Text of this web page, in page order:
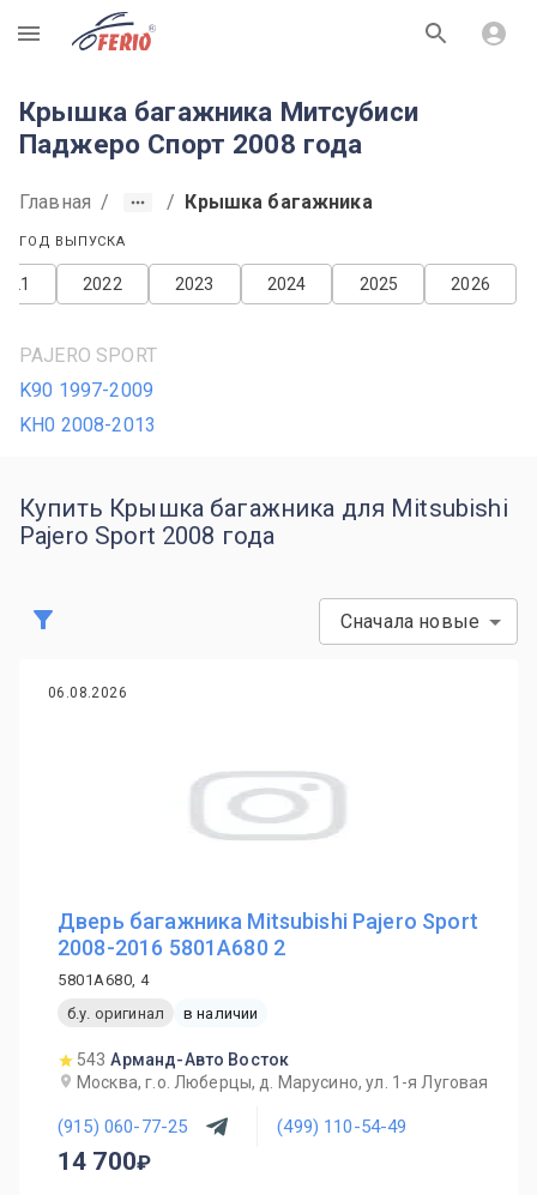
R
Крышка багажника Митсубиси
Паджеро Спорт 2008 года
Главная / / Крышка багажника
ГОД ВЫПУСКА
2026
2025
2024
2023
2022
PAJERO SPORT
K90 1997-2009
KH0 2008-2013
Купить Крышка багажника для Mitsubishi
Pajero Sport 2008 года
Сначала новые
06.08.2026
Дверь багажника Mitsubishi Pajero Sport
2008-2016 5801A680 2
5801A680, 4
б.у. оригинал
в наличии
543 Арманд-Авто Восток
Москва, г.о. Люберцы, д. Марусино, ул. 1-я Луговая
(915) 060-77-25 (499) 110-54-49
14 700